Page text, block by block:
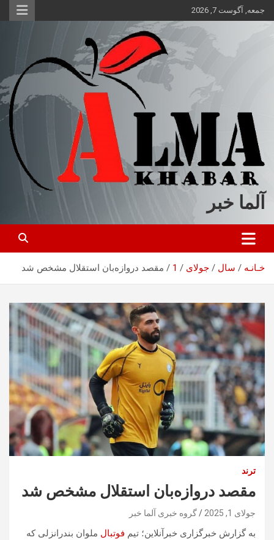
محتوا
جمعه, آگوست 7, 2026
آلما خبر
خـانـه سال جولای 1 مقصد دروازه‌بان استقلال مشخص شد
ترند
مقصد دروازه‌بان استقلال مشخص شد
جولای 1, 2025 گروه خبری آلما خبر
به گزارش خبرگزاری خبرآنلاین؛ تیم فوتبال ملوان بندرانزلی که